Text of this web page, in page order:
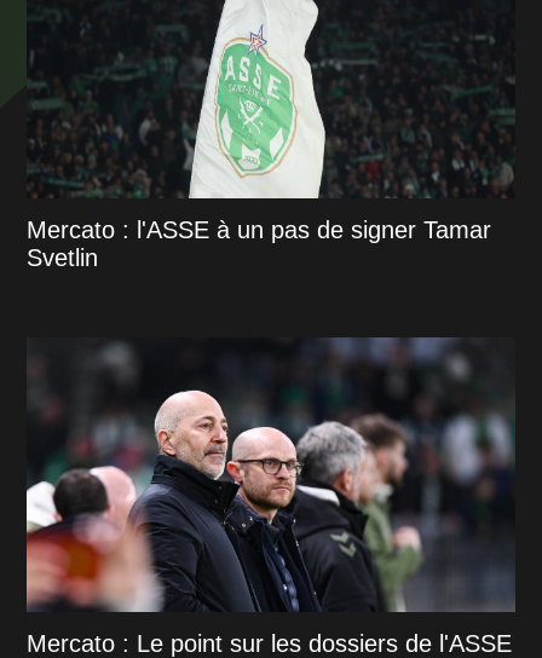
Mercato : l'ASSE à un pas de signer Tamar
Svetlin
Mercato : Le point sur les dossiers de l'ASSE